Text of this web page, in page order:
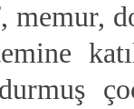
memur,